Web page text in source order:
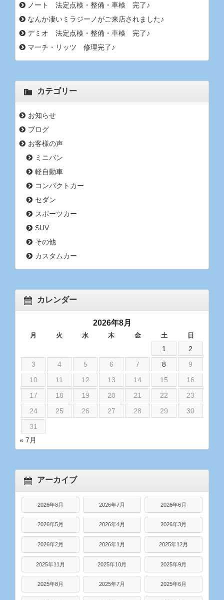
ノート 法定点検・整備・車検 完了♪
なんか凄いミラジーノがご来店されました♪
デミオ 法定点検・整備・車検 完了♪
マーチ・リッツ 修理完了♪
カテゴリー
お知らせ
ブログ
お客様の声
ミニバン
軽自動車
コンパクトカー
セダン
スポーツカー
SUV
その他
カスタムカー
カレンダー
2026年8月
月 火 水 木 金 土 日
1
2
3
4 5 6 7 8
9
10
11 12 13 14 15
16
17
18 19 20 21 22
23
24
25 26 27 28 29
30
31
« 7月
アーカイブ
2026年8月 2026年7月 2026年6月
2026年5月 2026年4月 2026年3月
2026年2月 2026年1月 2025年12月
2025年11月 2025年10月 2025年9月
2025年8月 2025年7月 2025年6月